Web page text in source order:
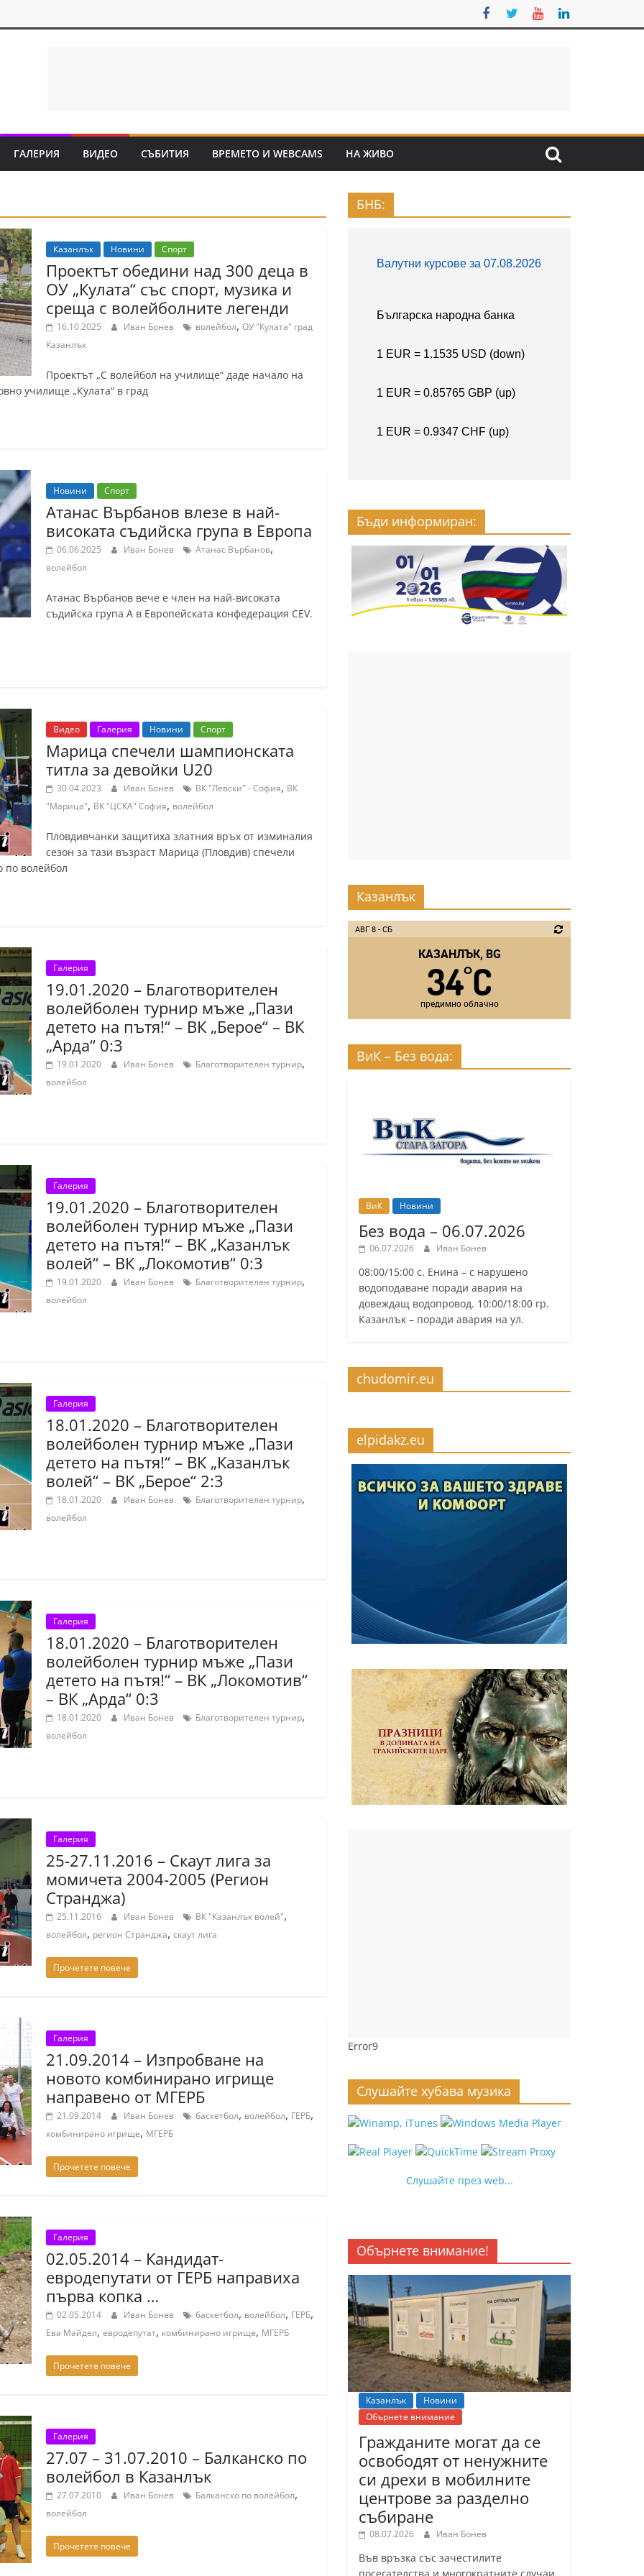
ГАЛЕРИЯ ВИДЕО СЪБИТИЯ ВРЕМЕТО И WEBCAMS НА ЖИВО
Казанлък Новини Спорт
Проектът обедини над 300 деца в
ОУ „Кулата“ със спорт, музика и
среща с волейболните легенди
16.10.2025 Иван Бонев волейбол, ОУ "Кулата" град
Казанлък
Проектът „С волейбол на училище“ даде начало на
училище „Кулата“ в град
Новини Спорт
Атанас Върбанов влезе в най-
високата съдийска група в Европа
06.06.2025 Иван Бонев Атанас Върбанов,
волейбол
Атанас Върбанов вече е член на най-високата
съдийска група А в Европейската конфедерация CEV.
Видео Галерия Новини Спорт
Марица спечели шампионската
титла за девойки U20
30.04.2023 Иван Бонев ВК "Левски" - София, ВК
"Марица", ВК "ЦСКА" София, волейбол
Пловдивчанки защитиха златния връх от изминалия
сезон за тази възраст Марица (Пловдив) спечели
по волейбол
Галерия
19.01.2020 – Благотворителен
волейболен турнир мъже „Пази
детето на пътя!“ – ВК „Берое“ – ВК
„Арда“ 0:3
19.01.2020 Иван Бонев Благотворителен турнир,
волейбол
Галерия
19.01.2020 – Благотворителен
волейболен турнир мъже „Пази
детето на пътя!“ – ВК „Казанлък
волей“ – ВК „Локомотив“ 0:3
19.01.2020 Иван Бонев Благотворителен турнир,
волейбол
Галерия
18.01.2020 – Благотворителен
волейболен турнир мъже „Пази
детето на пътя!“ – ВК „Казанлък
волей“ – ВК „Берое“ 2:3
18.01.2020 Иван Бонев Благотворителен турнир,
волейбол
Галерия
18.01.2020 – Благотворителен
волейболен турнир мъже „Пази
детето на пътя!“ – ВК „Локомотив“
– ВК „Арда“ 0:3
18.01.2020 Иван Бонев Благотворителен турнир,
волейбол
Галерия
25-27.11.2016 – Скаут лига за
момичета 2004-2005 (Регион
Странджа)
25.11.2016 Иван Бонев ВК "Казанлък волей",
волейбол, регион Странджа, скаут лига
Прочетете повече
Галерия
21.09.2014 – Изпробване на
новото комбинирано игрище
направено от МГЕРБ
21.09.2014 Иван Бонев баскетбол, волейбол, ГЕРБ,
комбинирано игрище, МГЕРБ
Прочетете повече
Галерия
02.05.2014 – Кандидат-
евродепутати от ГЕРБ направиха
първа копка …
02.05.2014 Иван Бонев баскетбол, волейбол, ГЕРБ,
Ева Майдел, евродепутат, комбинирано игрище, МГЕРБ
Прочетете повече
Галерия
27.07 – 31.07.2010 – Балканско по
волейбол в Казанлък
27.07.2010 Иван Бонев Балканско по волейбол,
волейбол
Прочетете повече
БНБ:
Бъди информиран:
Казанлък
АВГ 8 - СБ
КАЗАНЛЪК, BG
34°C
предимно облачно
ВиК – Без вода:
ВиК Новини
Без вода – 06.07.2026
06.07.2026 Иван Бонев
08:00/15:00 с. Енина – с нарушено
водоподаване поради авария на
довеждащ водопровод. 10:00/18:00 гр.
Казанлък – поради авария на ул.
chudomir.eu
elpidakz.eu
Error9
Слушайте хубава музика
Слушайте през web...
Обърнете внимание!
Казанлък
Новини
Обърнете внимание
Гражданите могат да се
освободят от ненужните
си дрехи в мобилните
центрове за разделно
събиране
08.07.2026 Иван Бонев
Във връзка със зачестилите